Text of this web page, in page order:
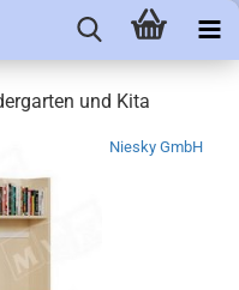
und Kita
Niesky GmbH